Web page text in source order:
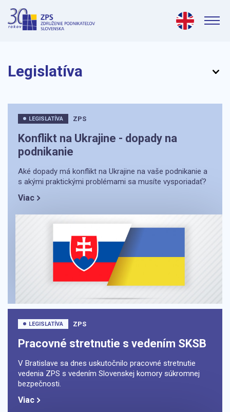
Legislatíva
LEGISLATÍVA ZPS
Konflikt na Ukrajine - dopady na
podnikanie
Aké dopady má konflikt na Ukrajine na vaše podnikanie a
s akými praktickými problémami sa musíte vysporiadať?
Viac
LEGISLATÍVA ZPS
Pracovné stretnutie s vedením SKSB
V Bratislave sa dnes uskutočnilo pracovné stretnutie
vedenia ZPS s vedením Slovenskej komory súkromnej
bezpečnosti.
Viac